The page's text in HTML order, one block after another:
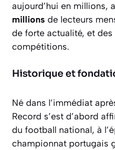
aujourd’hui en millions,
millions de lecteurs
de forte actualité, et
compétitions.
Historique et
Né dans l’immédiat
Record s’est d’abord
du football national, à
championnat portugais